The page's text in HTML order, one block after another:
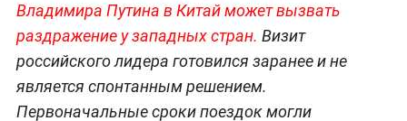
Владимира Путина в Китай может вызвать
раздражение у западных стран. Визит
российского лидера готовился заранее и не
является спонтанным решением.
Первоначальные сроки поездок могли